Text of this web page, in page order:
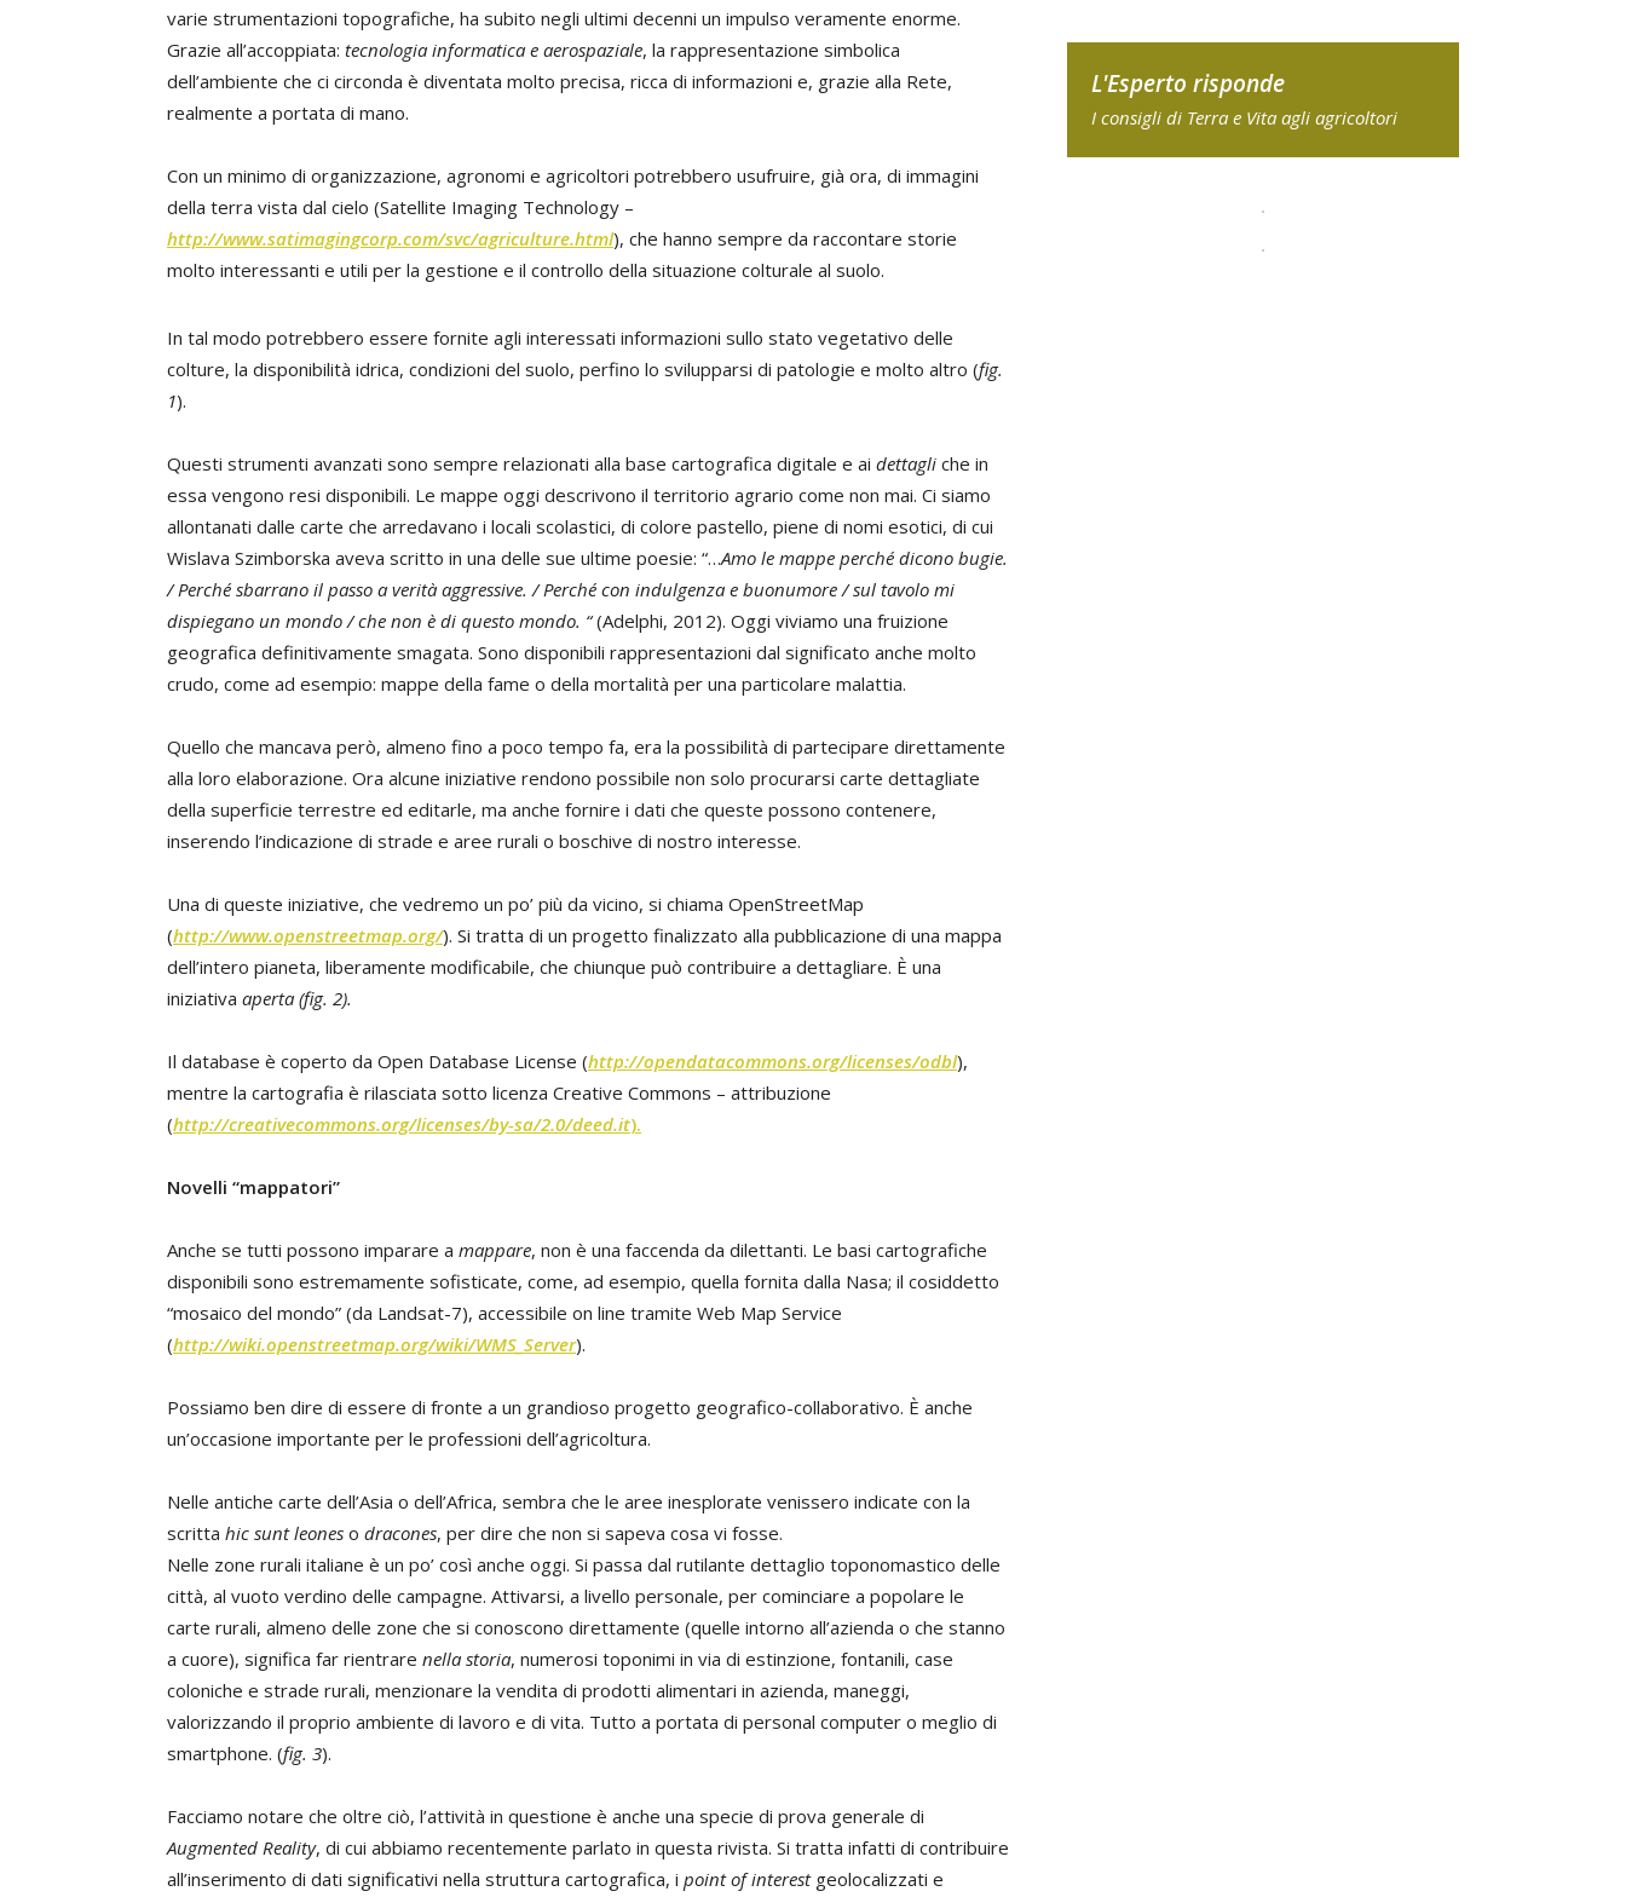
varie strumentazioni topografiche, ha subito negli ultimi decenni un impulso veramente enorme.
Grazie all’accoppiata: tecnologia informatica e aerospaziale, la rappresentazione simbolica
dell’ambiente che ci circonda è diventata molto precisa, ricca di informazioni e, grazie alla Rete,
realmente a portata di mano.
Con un minimo di organizzazione, agronomi e agricoltori potrebbero usufruire, già ora, di immagini
della terra vista dal cielo (Satellite Imaging Technology –
http://www.satimagingcorp.com/svc/agriculture.html), che hanno sempre da raccontare storie
molto interessanti e utili per la gestione e il controllo della situazione colturale al suolo.
In tal modo potrebbero essere fornite agli interessati informazioni sullo stato vegetativo delle
colture, la disponibilità idrica, condizioni del suolo, perfino lo svilupparsi di patologie e molto altro (fig.
1).
Questi strumenti avanzati sono sempre relazionati alla base cartografica digitale e ai dettagli che in
essa vengono resi disponibili. Le mappe oggi descrivono il territorio agrario come non mai. Ci siamo
allontanati dalle carte che arredavano i locali scolastici, di colore pastello, piene di nomi esotici, di cui
Wislava Szimborska aveva scritto in una delle sue ultime poesie: “…Amo le mappe perché dicono bugie.
/ Perché sbarrano il passo a verità aggressive. / Perché con indulgenza e buonumore / sul tavolo mi
dispiegano un mondo / che non è di questo mondo. “(Adelphi, 2012). Oggi viviamo una fruizione
geografica definitivamente smagata. Sono disponibili rappresentazioni dal significato anche molto
crudo, come ad esempio: mappe della fame o della mortalità per una particolare malattia.
Quello che mancava però, almeno fino a poco tempo fa, era la possibilità di partecipare direttamente
alla loro elaborazione. Ora alcune iniziative rendono possibile non solo procurarsi carte dettagliate
della superficie terrestre ed editarle, ma anche fornire i dati che queste possono contenere,
inserendo l’indicazione di strade e aree rurali o boschive di nostro interesse.
Una di queste iniziative, che vedremo un po’ più da vicino, si chiama OpenStreetMap
(http://www.openstreetmap.org/). Si tratta di un progetto finalizzato alla pubblicazione di una mappa
dell’intero pianeta, liberamente modificabile, che chiunque può contribuire a dettagliare. È una
iniziativa aperta (fig. 2).
Il database è coperto da Open Database License (http://opendatacommons.org/licenses/odbl),
mentre la cartografia è rilasciata sotto licenza Creative Commons – attribuzione
(http://creativecommons.org/licenses/by-sa/2.0/deed.it).
Novelli “mappatori”
Anche se tutti possono imparare a mappare, non è una faccenda da dilettanti. Le basi cartografiche
disponibili sono estremamente sofisticate, come, ad esempio, quella fornita dalla Nasa; il cosiddetto
“mosaico del mondo” (da Landsat-7), accessibile on line tramite Web Map Service
(http://wiki.openstreetmap.org/wiki/WMS_Server).
Possiamo ben dire di essere di fronte a un grandioso progetto geografico-collaborativo. È anche
un’occasione importante per le professioni dell’agricoltura.
Nelle antiche carte dell’Asia o dell’Africa, sembra che le aree inesplorate venissero indicate con la
scritta hic sunt leones o dracones, per dire che non si sapeva cosa vi fosse.
Nelle zone rurali italiane è un po’ così anche oggi. Si passa dal rutilante dettaglio toponomastico delle
città, al vuoto verdino delle campagne. Attivarsi, a livello personale, per cominciare a popolare le
carte rurali, almeno delle zone che si conoscono direttamente (quelle intorno all’azienda o che stanno
a cuore), significa far rientrare nella storia, numerosi toponimi in via di estinzione, fontanili, case
coloniche e strade rurali, menzionare la vendita di prodotti alimentari in azienda, maneggi,
valorizzando il proprio ambiente di lavoro e di vita. Tutto a portata di personal computer o meglio di
smartphone. (fig. 3).
Facciamo notare che oltre ciò, l’attività in questione è anche una specie di prova generale di
Augmented Reality, di cui abbiamo recentemente parlato in questa rivista. Si tratta infatti di contribuire
all’inserimento di dati significativi nella struttura cartografica, i point of interest geolocalizzati e
L'Esperto risponde
I consigli di Terra e Vita agli agricoltori